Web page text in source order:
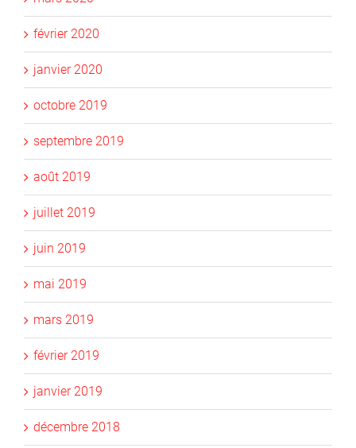
février 2020
janvier 2020
octobre 2019
septembre 2019
août 2019
juillet 2019
juin 2019
mai 2019
mars 2019
février 2019
janvier 2019
décembre 2018